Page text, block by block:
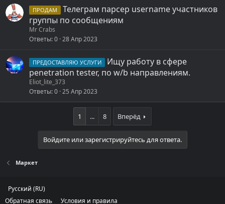
ПРОДАМ
Телеграм парсер username участников
группы по сообщениям
Mr Crabs
Ответы 0 28 Апр 2023
ПРЕДОСТАВЛЯЮ УСЛУГИ
Ищу работу в сфере
penetration tester, по w/b направлениям.
Eliot_lite_373
Ответы 0 25 Апр 2023
1 ... 8 Вперёд
Войдите или зарегистрируйтесь для ответа.
Маркет
Русский (RU)
Обратная связь
Условия и правила